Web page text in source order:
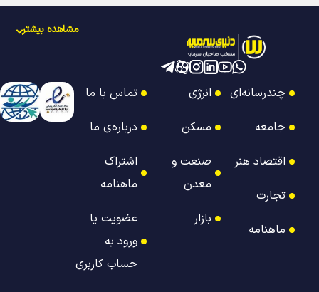
مشاهده بیشتر
چندرسانه‌ای
جامعه
اقتصاد هنر
تجارت
ماهنامه
انرژی
مسکن
صنعت و
معدن
بازار
تماس با ما
درباره‌ی ما
اشتراک
ماهنامه
عضویت یا
ورود به
حساب کاربری